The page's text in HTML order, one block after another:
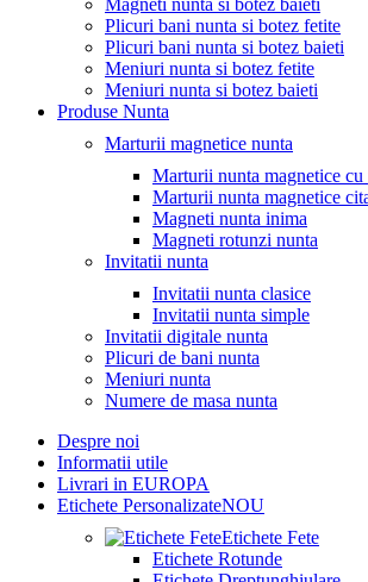
Magneti nunta si botez baieti
Plicuri bani nunta si botez fetite
Plicuri bani nunta si botez baieti
Meniuri nunta si botez fetite
Meniuri nunta si botez baieti
Produse Nunta
Marturii magnetice nunta
Marturii nunta magnetice cu
Marturii nunta magnetice
Magneti nunta inima
Magneti rotunzi nunta
Invitatii nunta
Invitatii nunta clasice
Invitatii nunta simple
Invitatii digitale nunta
Plicuri de bani nunta
Meniuri nunta
Numere de masa nunta
Despre noi
Informatii utile
Livrari in EUROPA
Etichete PersonalizateNOU
Etichete Fete
Etichete Rotunde